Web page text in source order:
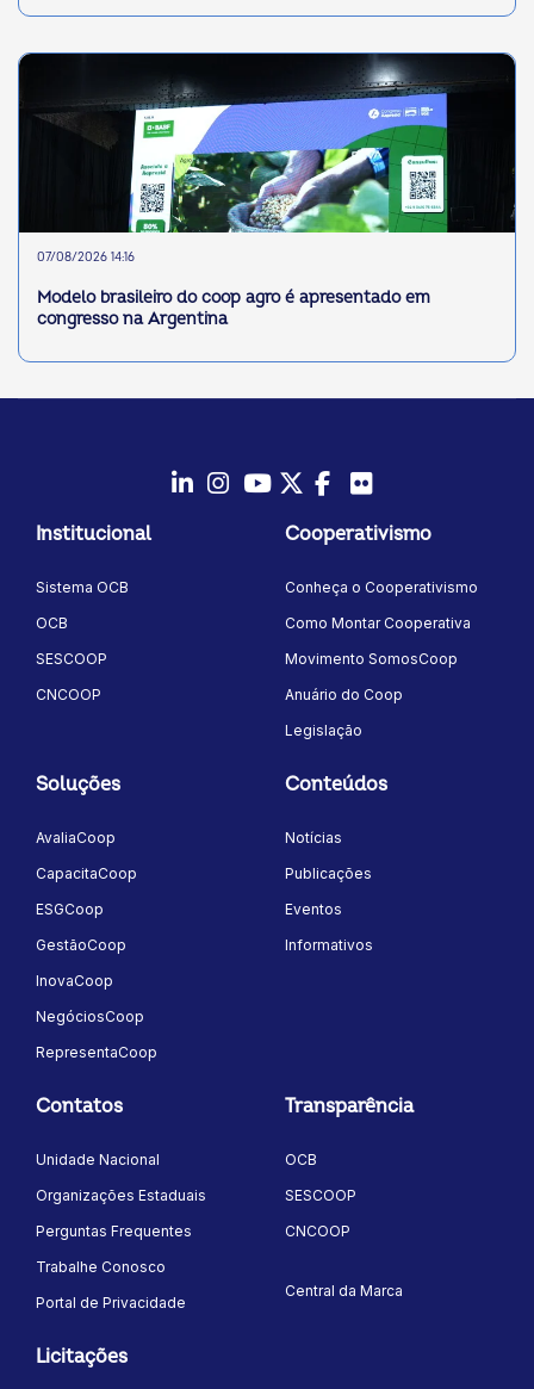
07/08/2026 14:16
Modelo brasileiro do coop agro é apresentado em
congresso na Argentina
Institucional
Sistema OCB
OCB
SESCOOP
CNCOOP
Cooperativismo
Conheça o Cooperativismo
Como Montar Cooperativa
Movimento SomosCoop
Anuário do Coop
Legislação
Soluções
AvaliaCoop
CapacitaCoop
ESGCoop
GestãoCoop
InovaCoop
NegóciosCoop
RepresentaCoop
Conteúdos
Notícias
Publicações
Eventos
Informativos
Contatos
Unidade Nacional
Organizações Estaduais
Perguntas Frequentes
Trabalhe Conosco
Portal de Privacidade
Transparência
OCB
SESCOOP
CNCOOP
Central da Marca
Licitações